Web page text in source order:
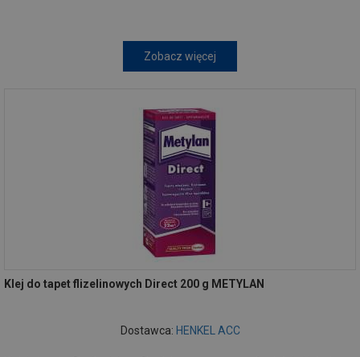
Zobacz więcej
Klej do tapet flizelinowych Direct 200 g METYLAN
Dostawca: HENKEL ACC